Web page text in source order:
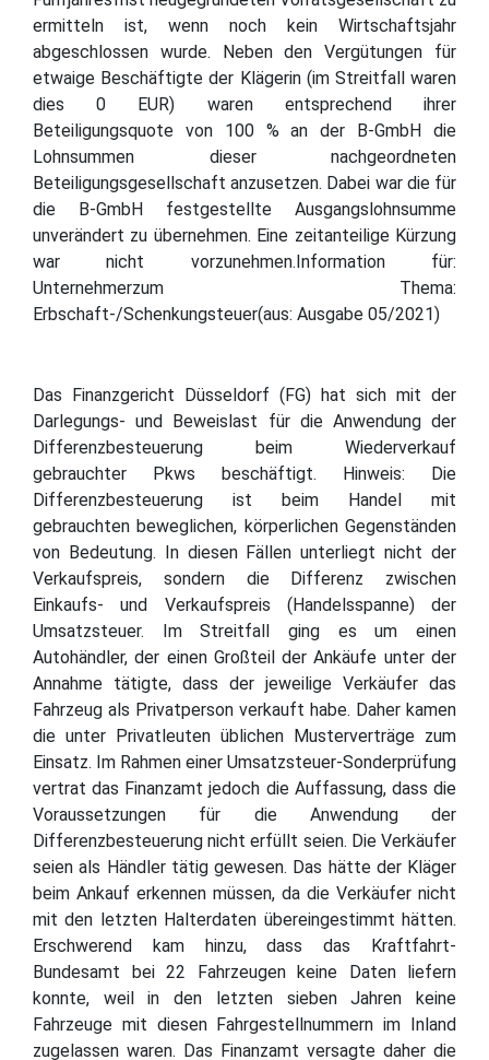
ermitteln ist, wenn noch kein Wirtschaftsjahr
abgeschlossen wurde. Neben den Vergütungen für
etwaige Beschäftigte der Klägerin (im Streitfall waren
dies 0 EUR) waren entsprechend ihrer
Beteiligungsquote von 100 % an der B-GmbH die
Lohnsummen dieser nachgeordneten
Beteiligungsgesellschaft anzusetzen. Dabei war die für
die B-GmbH festgestellte Ausgangslohnsumme
unverändert zu übernehmen. Eine zeitanteilige Kürzung
war nicht vorzunehmen.Information für:
Unternehmerzum Thema:
Erbschaft-/Schenkungsteuer(aus: Ausgabe 05/2021)
Das Finanzgericht Düsseldorf (FG) hat sich mit der
Darlegungs- und Beweislast für die Anwendung der
Differenzbesteuerung beim Wiederverkauf
gebrauchter Pkws beschäftigt. Hinweis: Die
Differenzbesteuerung ist beim Handel mit
gebrauchten beweglichen, körperlichen Gegenständen
von Bedeutung. In diesen Fällen unterliegt nicht der
Verkaufspreis, sondern die Differenz zwischen
Einkaufs- und Verkaufspreis (Handelsspanne) der
Umsatzsteuer. Im Streitfall ging es um einen
Autohändler, der einen Großteil der Ankäufe unter der
Annahme tätigte, dass der jeweilige Verkäufer das
Fahrzeug als Privatperson verkauft habe. Daher kamen
die unter Privatleuten üblichen Musterverträge zum
Einsatz. Im Rahmen einer Umsatzsteuer-Sonderprüfung
vertrat das Finanzamt jedoch die Auffassung, dass die
Voraussetzungen für die Anwendung der
Differenzbesteuerung nicht erfüllt seien. Die Verkäufer
seien als Händler tätig gewesen. Das hätte der Kläger
beim Ankauf erkennen müssen, da die Verkäufer nicht
mit den letzten Halterdaten übereingestimmt hätten.
Erschwerend kam hinzu, dass das Kraftfahrt-
Bundesamt bei 22 Fahrzeugen keine Daten liefern
konnte, weil in den letzten sieben Jahren keine
Fahrzeuge mit diesen Fahrgestellnummern im Inland
zugelassen waren. Das Finanzamt versagte daher die